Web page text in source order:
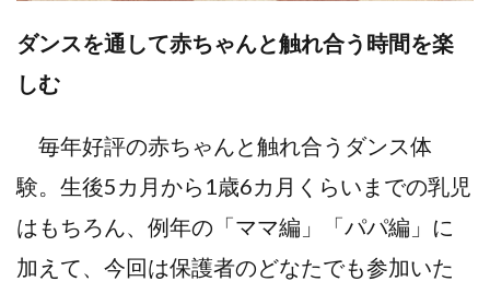
ダンスを通して赤ちゃんと触れ合う時間を楽
しむ
毎年好評の赤ちゃんと触れ合うダンス体
験。生後5カ月から1歳6カ月くらいまでの乳児
はもちろん、例年の「ママ編」「パパ編」に
加えて、今回は保護者のどなたでも参加いた